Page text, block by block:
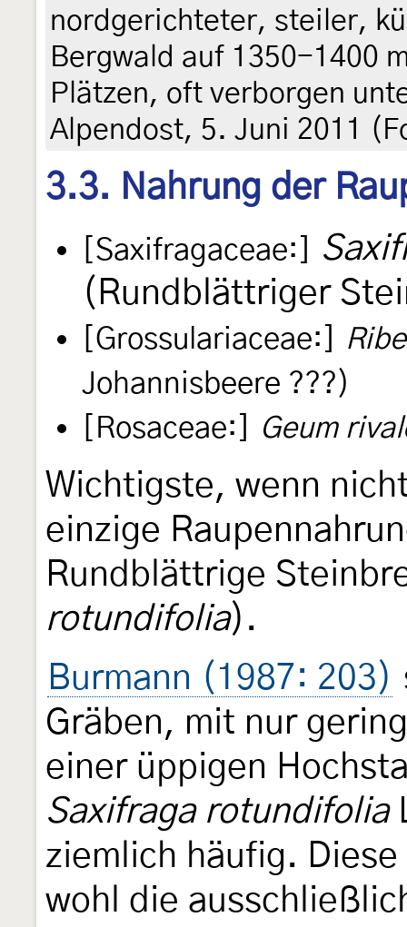
nordgerichteter, steiler,
Bergwald auf 1350-1400
Plätzen, oft verborgen
Alpendost, 5. Juni 2011
3.3. Nahrung der
[Saxifragaceae:]
(Rundblättriger
[Grossulariaceae:]
Johannisbeere ???)
[Rosaceae:]
Geum
Wichtigste, wenn
einzige
Rundblättrige
rotundifolia).
Burmann (1987: 203)
Gräben, mit nur
einer üppigen
Saxifraga rotundifolia
ziemlich häufig. Diese
wohl die